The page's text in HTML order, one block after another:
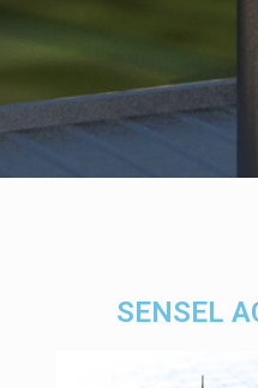
SENSEL